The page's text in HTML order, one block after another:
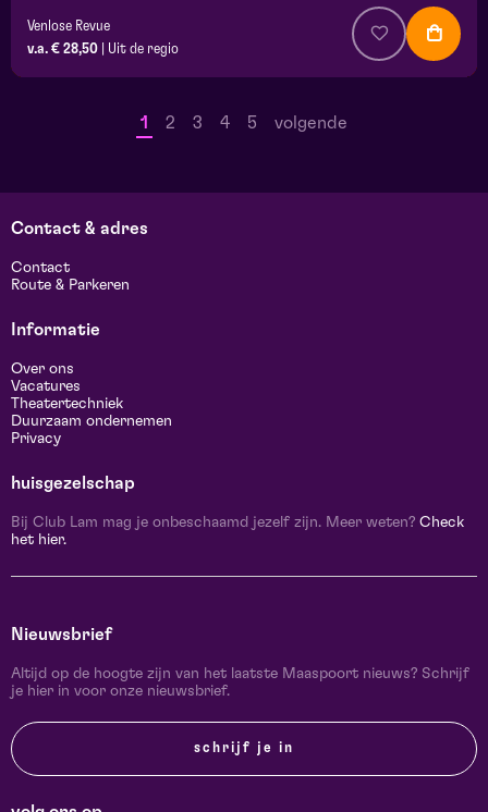
Venlose Revue
v.a. € 28,50
Uit de regio
1 2 3 4 5 volgende
Contact & adres
Contact
Route & Parkeren
Informatie
Over ons
Vacatures
Theatertechniek
Duurzaam ondernemen
Privacy
huisgezelschap
Bij Club Lam mag je onbeschaamd jezelf zijn. Meer weten? Check
het hier.
Nieuwsbrief
Altijd op de hoogte zijn van het laatste Maaspoort nieuws? Schrijf
je hier in voor onze nieuwsbrief.
schrijf je in